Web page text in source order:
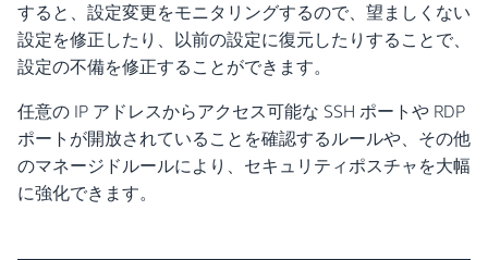
すると、設定変更をモニタリングするので、望ましくない
設定を修正したり、以前の設定に復元したりすることで、
設定の不備を修正することができます。
任意の IP アドレスからアクセス可能な SSH ポートや RDP
ポートが開放されていることを確認するルールや、その他
のマネージドルールにより、セキュリティポスチャを大幅
に強化できます。